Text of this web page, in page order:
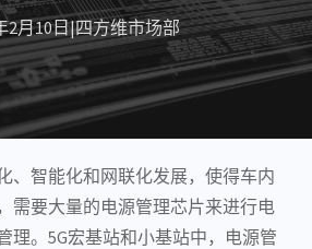
2月10日|四方维市场部
、 智能化和网联化发展，使得车内
需要大量的电源管理芯片来进行电
理。 5G宏基站和小基站中，电源管